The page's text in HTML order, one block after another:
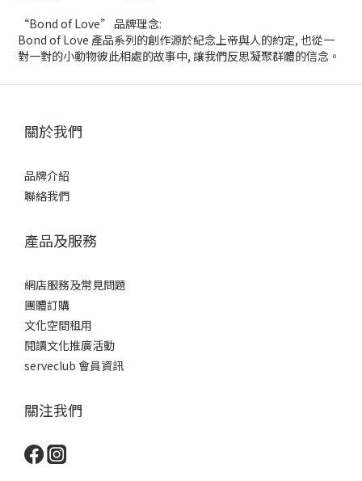
“Bond of Love” 品牌理念:
Bond of Love 產品系列的創作源於紀念上帝與人的約定, 也從一
對一對的小動物彼此相處的故事中, 讓我們反思凝聚群體的信念。
關於我們
品牌介紹
聯絡我們
產品及服務
網店服務及常見問題
團體訂購
文化空間租用
閱讀文化推廣活動
serveclub 會員資訊
關注我們